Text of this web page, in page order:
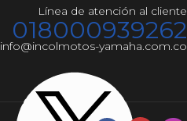
Línea de atención al cliente
018000939262
info@incolmotos-yamaha.com.co